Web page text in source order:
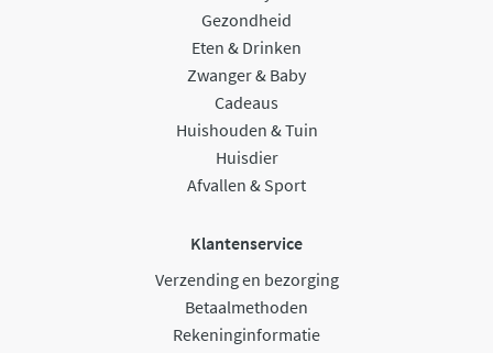
Gezondheid
Eten & Drinken
Zwanger & Baby
Cadeaus
Huishouden & Tuin
Huisdier
Afvallen & Sport
Klantenservice
Verzending en bezorging
Betaalmethoden
Rekeninginformatie